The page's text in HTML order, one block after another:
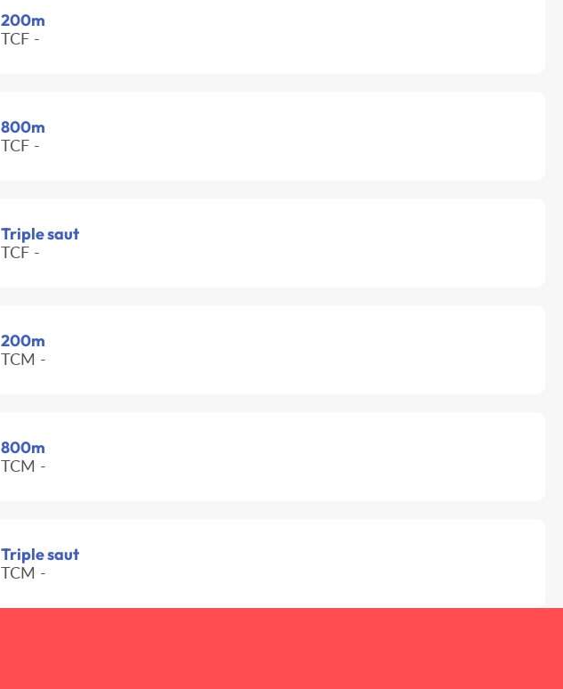
200m
TCF -
800m
TCF -
Triple saut
TCF -
200m
TCM -
800m
TCM -
Triple saut
TCM -